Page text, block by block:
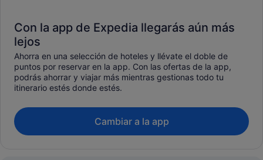
Con la app de Expedia llegarás aún más
lejos
Ahorra en una selección de hoteles y llévate el doble de
puntos por reservar en la app. Con las ofertas de la app,
podrás ahorrar y viajar más mientras gestionas todo tu
itinerario estés donde estés.
Cambiar a la app